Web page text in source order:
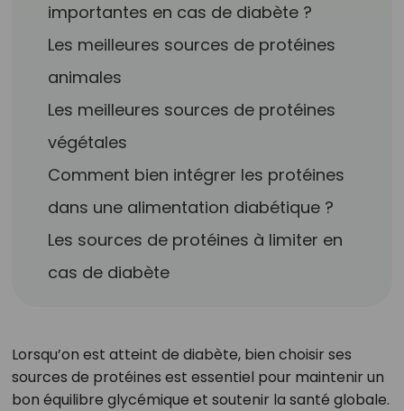
importantes en cas de diabète ?
Les meilleures sources de protéines
animales
Les meilleures sources de protéines
végétales
Comment bien intégrer les protéines
dans une alimentation diabétique ?
Les sources de protéines à limiter en
cas de diabète
Lorsqu’on est atteint de diabète, bien choisir ses
sources de protéines est essentiel pour maintenir un
bon équilibre glycémique et soutenir la santé globale.